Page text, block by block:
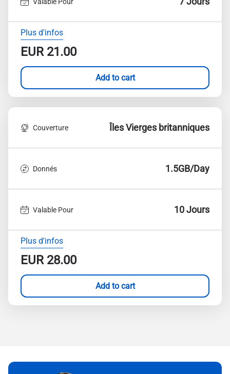
Plus d'infos
EUR21.00
Add to cart
Couverture Îles Vierges britanniques
Donnés 1.5GB/Day
Valable Pour 10 Jours
Plus d'infos
EUR28.00
Add to cart